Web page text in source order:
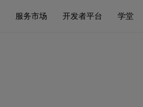
服务市场 开发者平台 学堂